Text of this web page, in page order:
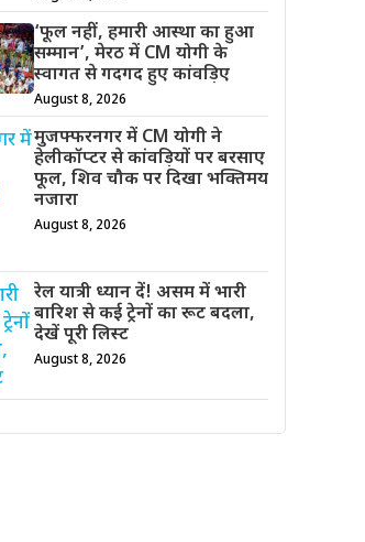
‘फूल नहीं, हमारी आस्था का हुआ
सम्मान’, मेरठ में CM योगी के
स्वागत से गदगद हुए कांवड़िए
August 8, 2026
मुजफ्फरनगर में CM योगी ने
हेलीकॉप्टर से कांवड़ियों पर बरसाए
फूल, शिव चौक पर दिखा भक्तिमय
नजारा
August 8, 2026
रेल यात्री ध्यान दें! असम में भारी
बारिश से कई ट्रेनों का रूट बदला,
देखें पूरी लिस्ट
August 8, 2026